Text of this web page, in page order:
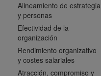
Alineamiento de estrategia
y personas
Efectividad de la
organización
Rendimiento organizativo
y costes salariales
Atracción, compromiso y